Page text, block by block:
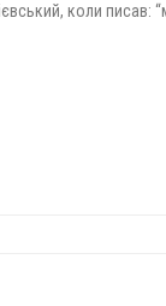
коли писав: